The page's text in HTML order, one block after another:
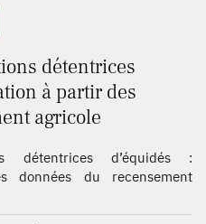
détentrices
à partir des
agricole
détentrices d’équidés :
données du recensement